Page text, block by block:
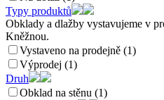
Typy produktů
Obklady a dlažby vystavujeme v
Kněžnou.
Vystaveno na prodejně (1)
Výprodej (1)
Druh
Obklad na stěnu (1)